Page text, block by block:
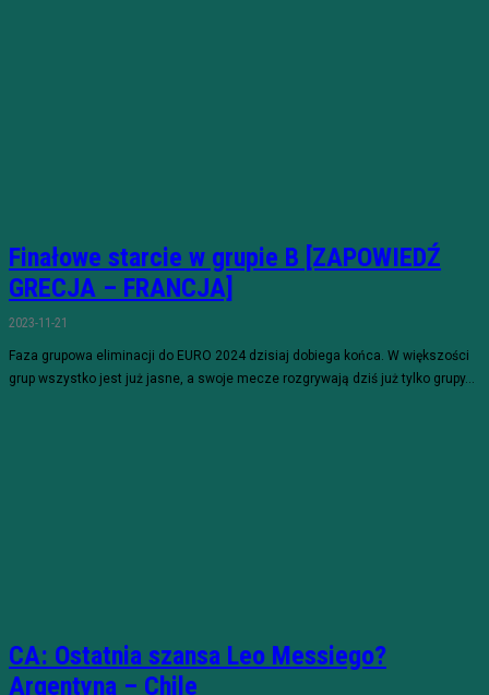
Finałowe starcie w grupie B [ZAPOWIEDŹ
GRECJA – FRANCJA]
2023-11-21
Faza grupowa eliminacji do EURO 2024 dzisiaj dobiega końca. W większości
grup wszystko jest już jasne, a swoje mecze rozgrywają dziś już tylko grupy...
CA: Ostatnia szansa Leo Messiego?
Argentyna – Chile